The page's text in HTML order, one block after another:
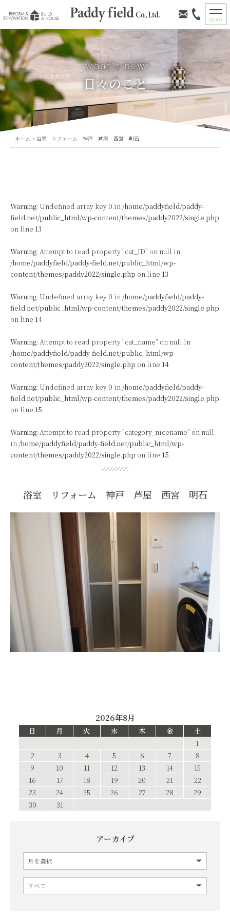
日々のこと
ホーム > 浴室 リフォーム 神戸 芦屋 西宮 明石
Warning: Undefined array key 0 in /home/paddyfield/paddy-
field.net/public_html/wp-content/themes/paddy2022/single.php
on line 13
Warning: Attempt to read property "cat_ID" on null in
/home/paddyfield/paddy-field.net/public_html/wp-
content/themes/paddy2022/single.php on line 13
Warning: Undefined array key 0 in /home/paddyfield/paddy-
field.net/public_html/wp-content/themes/paddy2022/single.php
on line 14
Warning: Attempt to read property "cat_name" on null in
/home/paddyfield/paddy-field.net/public_html/wp-
content/themes/paddy2022/single.php on line 14
Warning: Undefined array key 0 in /home/paddyfield/paddy-
field.net/public_html/wp-content/themes/paddy2022/single.php
on line 15
Warning: Attempt to read property "category_nicename" on null
in /home/paddyfield/paddy-field.net/public_html/wp-
content/themes/paddy2022/single.php on line 15
浴室 リフォーム 神戸 芦屋 西宮 明石
2026年8月
日 月 火 水 木 金
土
1
2
3 4 5 6 7
8
9
10 11 12 13 14
15
16
17 18 19 20 21
22
23
24 25 26 27 28
29
30
31
アーカイブ